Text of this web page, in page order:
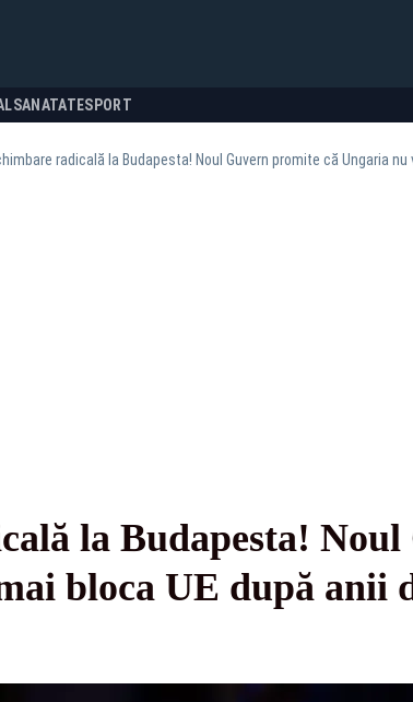
SANATATESPORT
radicală la Budapesta! Noul Guvern promite că Ungaria
la Budapesta!
bloca UE după anii